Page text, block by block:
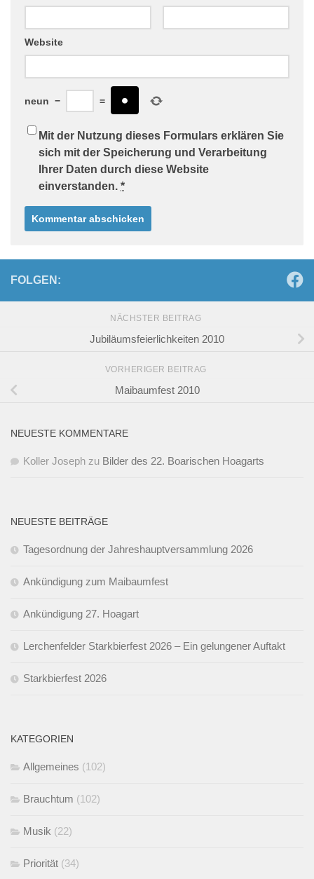
Website
neun − =
Mit der Nutzung dieses Formulars erklären Sie
sich mit der Speicherung und Verarbeitung
Ihrer Daten durch diese Website
einverstanden. *
FOLGEN:
NÄCHSTER BEITRAG
Jubiläumsfeierlichkeiten 2010
VORHERIGER BEITRAG
Maibaumfest 2010
NEUESTE KOMMENTARE
Koller Joseph zu Bilder des 22. Boarischen Hoagarts
NEUESTE BEITRÄGE
Tagesordnung der Jahreshauptversammlung 2026
Ankündigung zum Maibaumfest
Ankündigung 27. Hoagart
Lerchenfelder Starkbierfest 2026 – Ein gelungener Auftakt
Starkbierfest 2026
KATEGORIEN
Allgemeines (102)
Brauchtum (102)
Musik (22)
Priorität (34)